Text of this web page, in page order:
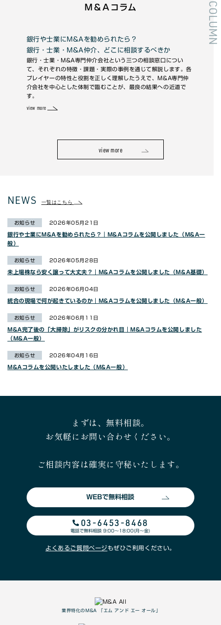
COLUMN
Ｍ＆Ａコラム
銀行や士業にM&Aを勧められたら？
銀行・士業・M&A仲介、どこに相談するべきか
銀行・士業・M&A専門仲介会社という三つの相談窓口につい
て、それぞれの特徴・課題・実際の事例を通じて解説します。各
プレイヤーの特性と役割を正しく理解したうえで、M&A専門仲
介会社を中心とした体制で臨むことが、最良の結果への近道で
view more
未上場
view more
NEWS 一覧はこちら
お知らせ 2026年05月21日
銀行や士業にM&Aを勧められたら？｜M&Aコラムを公開しました（M&A一
般）
お知らせ 2026年05月28日
未上場株なら安く譲って大丈夫？｜M&Aコラムを公開しました（M&A基礎）
お知らせ 2026年06月04日
統合の現場で何が起きているのか｜M&Aコラムを公開しました（M&A一般）
お知らせ 2026年06月11日
M&A完了後の「大掃除」がリスクの分かれ目｜M&Aコラムを公開しました
（M&A一般）
お知らせ 2026年04月16日
M&Aコラムを公開いたしました（M&A一般）
まずは、無料相談。
お気軽にお問い合わせください。
ご相談内容は確実に守秘いたします。
WEBで無料相談
03-6453-8468
電話で無料相談 9:00〜18:00(月〜金)
よくあるご質問ページもぜひご利用ください。
業界特化のM&A 「エム アンド エー オール」